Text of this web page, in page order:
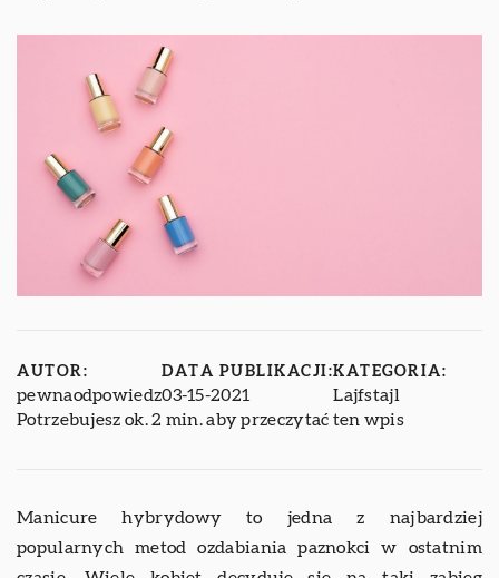
AUTOR:
pewnaodpowiedz
DATA PUBLIKACJI:
03-15-2021
KATEGORIA:
Lajfstajl
Potrzebujesz ok. 2 min. aby przeczytać ten wpis
Manicure hybrydowy to jedna z najbardziej
popularnych metod ozdabiania paznokci w ostatnim